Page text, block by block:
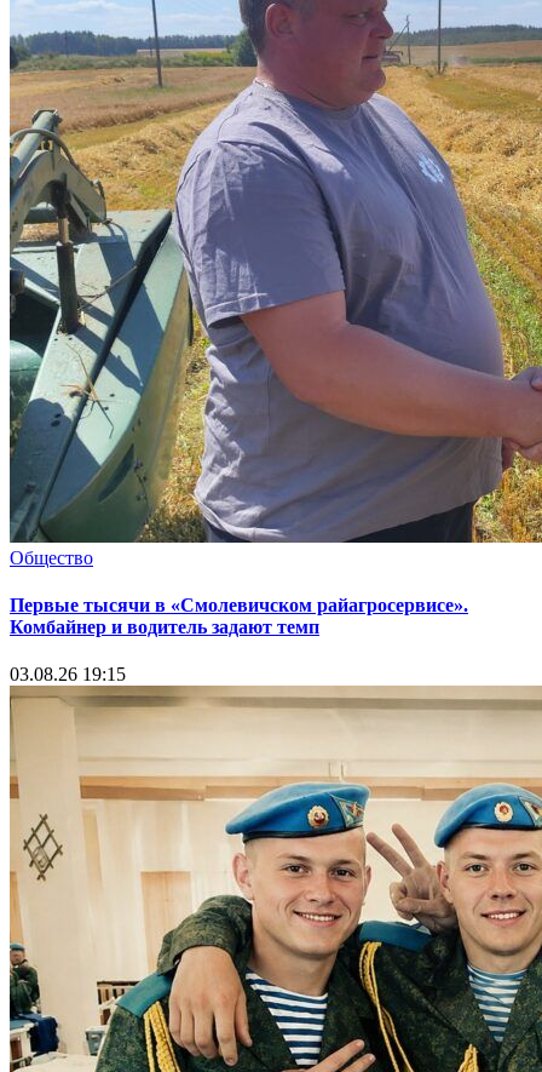
Общество
Первые тысячи в «Смолевичском райагросервисе».
Комбайнер и водитель задают темп
03.08.26 19:15